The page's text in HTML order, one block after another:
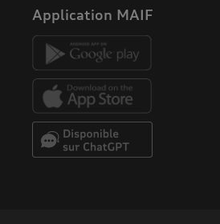
Application MAIF